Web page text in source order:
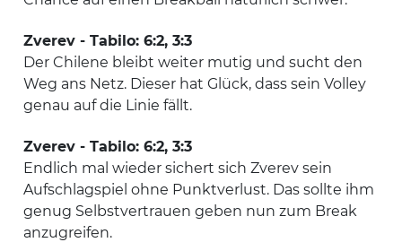
Zverev - Tabilo: 6:2, 3:3
Der Chilene bleibt weiter mutig und sucht den
Weg ans Netz. Dieser hat Glück, dass sein Volley
genau auf die Linie fällt.
Zverev - Tabilo: 6:2, 3:3
Endlich mal wieder sichert sich Zverev sein
Aufschlagspiel ohne Punktverlust. Das sollte ihm
genug Selbstvertrauen geben nun zum Break
anzugreifen.